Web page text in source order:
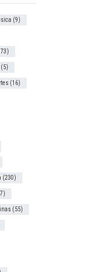
(9)
(5)
(16)
(230)
(55)